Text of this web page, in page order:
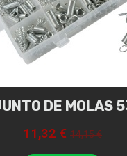
DE MOLAS
11,32 € 14,15 €